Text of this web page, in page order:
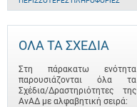
ΟΛΑ ΤΑ ΣΧΕΔΙΑ
Στη πάρακατω ενότητα
παρουσιάζονται όλα τα
Σχέδια/Δραστηριότητες της
ΑνΑΔ με αλφαβητική σειρά: